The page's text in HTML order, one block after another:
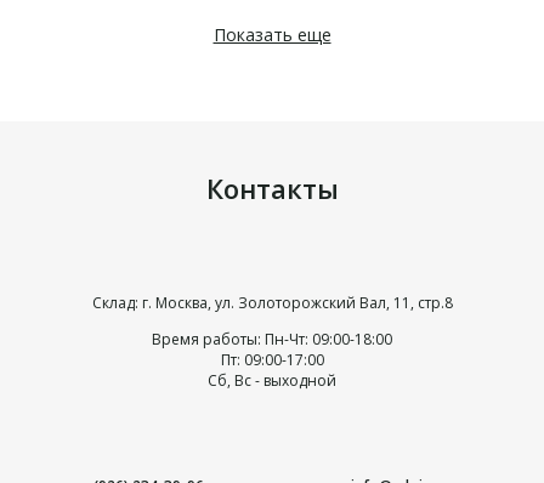
Показать еще
Контакты
Склад: г. Москва, ул. Золоторожский Вал, 11, стр.8
Время работы: Пн-Чт: 09:00-18:00
Пт: 09:00-17:00
Сб, Вс - выходной